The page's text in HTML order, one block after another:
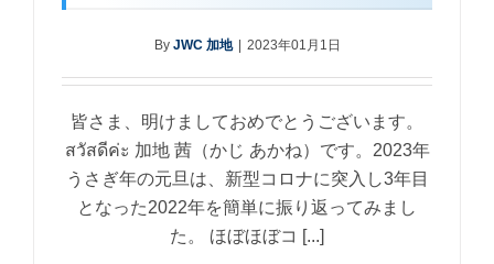
By JWC 加地 | 2023年01月1日
皆さま、明けましておめでとうございます。
สวัสดีค่ะ 加地 茜（かじ あかね）です。2023年
うさぎ年の元旦は、新型コロナに突入し3年目
となった2022年を簡単に振り返ってみまし
た。 ほぼほぼコ [...]